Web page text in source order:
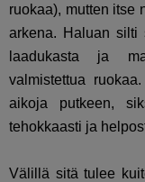
ruokaa), mutten itse
arkena. Haluan silti
laadukasta ja
valmistettua
aikoja putkeen,
tehokkaasti ja
Välillä sitä tulee